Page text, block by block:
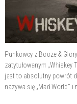
Punkowcy z Booze &
zatytułowanym „Whiskey
jest to absolutny powrót
nazywa się „Mad World"